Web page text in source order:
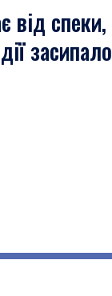
від спеки,
засипало